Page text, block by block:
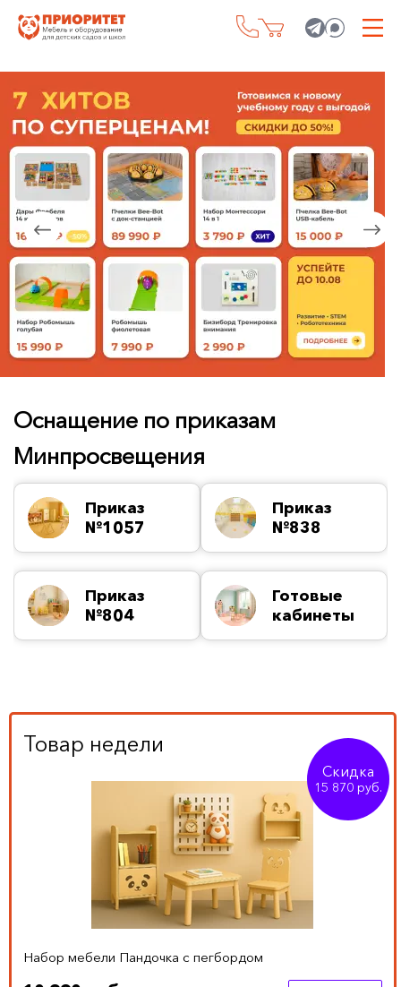
Товар недели
Скидка
15 870
Набор мебели Пандочка с пегбордом
Оснащение по приказам
Минпросвещения
Приказ
№1057
Приказ
№838
Приказ
№804
Готовые
кабинеты